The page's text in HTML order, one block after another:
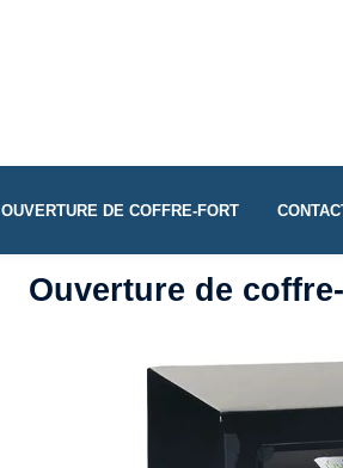
OUVERTURE DE COFFRE-FORT
Ouverture de